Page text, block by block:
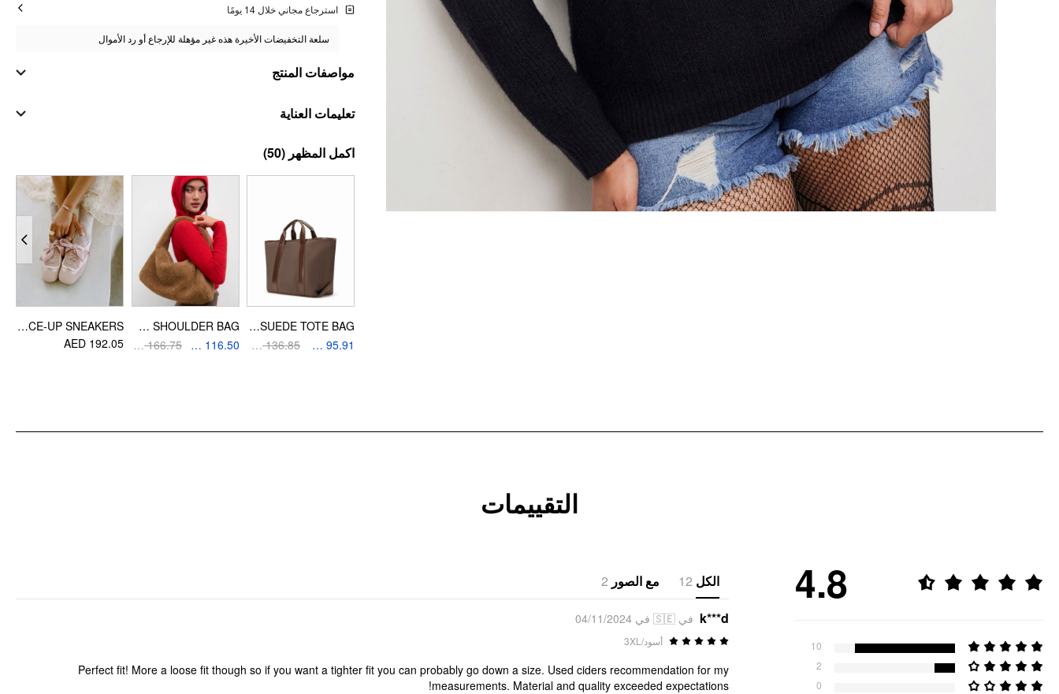
استرجاع مجاني خلال 14 يومًا
سلعة التخفيضات الأخيرة هذه غير مؤهلة للإرجاع أو رد الأموال
مواصفات المنتج
مواد
التكوين:42% أكريليك 30% بوليستر 28% بولي أميد
الطول: طويل
فتحة الرقبة: فتحة رقبة مستديرة
معلومات التصميم
المناسبة: الإجازة
تعليمات العناية
تعليمات الغسيل
غسيل يدوي فقط
تنظيف جاف
تُكوى على درجة حرارة منخفضة
لا تُكوى
اكمل المظهر (50)
FAUX SUEDE TOTE BAG
AED 95.91
AED 136.85
FUR-LOOK SHOULDER BAG
AED 116.50
AED 166.75
SATIN LACE-UP SNEAKERS
AED 192.05
التقييمات
4.8
10
2
0
الكل 12 مع الصور 2
k***d في 🇸🇪 في 04/11/2024
أسود/3XL
Perfect fit! More a loose fit though so if you want a tighter fit you can probably go down a size. Used ciders recommendation for my
measurements. Material and quality exceeded expectations!